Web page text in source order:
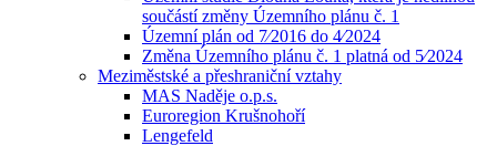
součástí změny Územního plánu č. 1
Územní plán od 7⁄2016 do 4⁄2024
Změna Územního plánu č. 1 platná od 5⁄2024
Meziměstské a přeshraniční vztahy
MAS Naděje o.p.s.
Euroregion Krušnohoří
Lengefeld